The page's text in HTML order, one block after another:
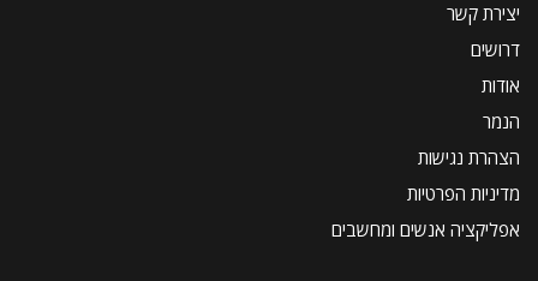
יצירת קשר
דרושים
אודות
הנמר
הצהרת נגישות
מדיניות הפרטיות
אפליקציה אנשים ומחשבים